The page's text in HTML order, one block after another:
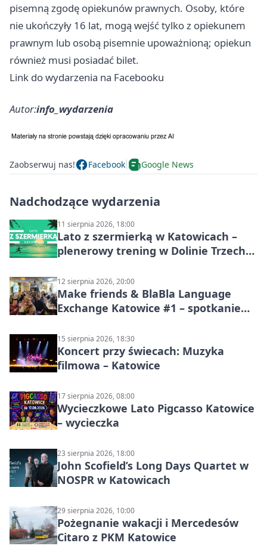
pisemną zgodę opiekunów prawnych. Osoby, które
nie ukończyły 16 lat, mogą wejść tylko z opiekunem
prawnym lub osobą pisemnie upoważnioną; opiekun
również musi posiadać bilet.
Link do wydarzenia na Facebooku
Autor:info_wydarzenia
Zaobserwuj nas! Facebook Google News
Nadchodzące wydarzenia
11 sierpnia 2026, 18:00
Lato z szermierką w Katowicach –
plenerowy trening w Dolinie Trzech
12 sierpnia 2026, 20:00
Make friends & BlaBla Language
Exchange Katowice #1 – spotkanie
15 sierpnia 2026, 18:30
Koncert przy świecach: Muzyka
filmowa – Katowice
17 sierpnia 2026, 08:00
Wycieczkowe Lato Pigcasso Katowice
– wycieczka
23 sierpnia 2026, 18:00
John Scofield’s Long Days Quartet w
NOSPR w Katowicach
29 sierpnia 2026, 10:00
Pożegnanie wakacji i Mercedesów
Citaro z PKM Katowice